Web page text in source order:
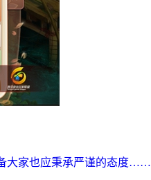
大家也应秉承严谨的态度……